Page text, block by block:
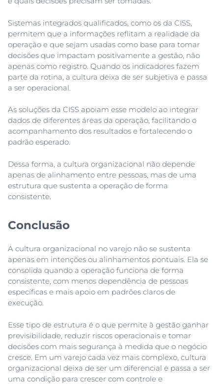
Sistemas integrados qualificados, como os da CISS,
permitem que a informações reflitam a realidade da
operação e que sejam usadas como base para tomar
decisões que impactam positivamente a gestão, não
apenas como registro. Quando os indicadores fazem
parte da rotina, a cultura deixa de ser subjetiva e passa
a ser operacional.
As soluções da CISS apoiam esse modelo ao integrar
dados de diferentes áreas da operação, facilitando o
acompanhamento dos resultados e fortalecendo o
padrão esperado.
Dessa forma, a cultura organizacional não depende
apenas de alinhamento entre pessoas, mas de uma
estrutura que sustenta a operação de forma
consistente.
Conclusão
A cultura organizacional no varejo não se sustenta
apenas em intenções ou alinhamentos pontuais. Ela se
consolida quando a operação funciona de forma
consistente, com menos dependência de pessoas
específicas e mais apoio em padrões claros de
execução.
Esse tipo de estrutura é o que permite à gestão ganhar
previsibilidade, reduzir riscos operacionais e tomar
decisões com mais segurança à medida que o negócio
cresce. Em um varejo cada vez mais complexo, cultura
organizacional deixa de ser um diferencial e passa a ser
uma condição para crescer com controle e